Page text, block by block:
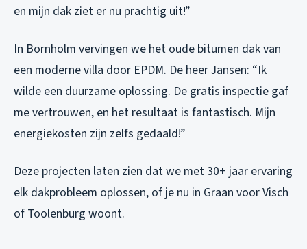
en mijn dak ziet er nu prachtig uit!”
In Bornholm vervingen we het oude bitumen dak van
een moderne villa door EPDM. De heer Jansen: “Ik
wilde een duurzame oplossing. De gratis inspectie gaf
me vertrouwen, en het resultaat is fantastisch. Mijn
energiekosten zijn zelfs gedaald!”
Deze projecten laten zien dat we met 30+ jaar ervaring
elk dakprobleem oplossen, of je nu in Graan voor Visch
of Toolenburg woont.